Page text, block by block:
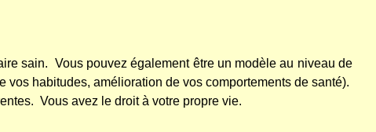
sain. Vous pouvez également être un modèle au niveau de
habitudes, amélioration de vos comportements de santé).
Vous avez le droit à votre propre vie.